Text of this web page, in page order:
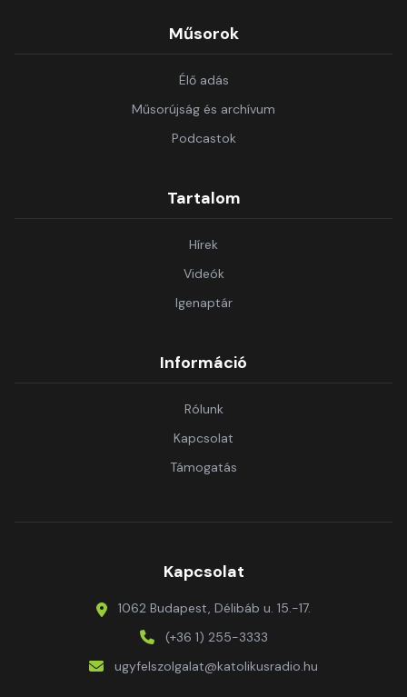
Műsorok
Élő adás
Műsorújság és archívum
Podcastok
Tartalom
Hírek
Videók
Igenaptár
Információ
Rólunk
Kapcsolat
Támogatás
Kapcsolat
1062 Budapest, Délibáb u. 15.-17.
(+36 1) 255-3333
ugyfelszolgalat@katolikusradio.hu